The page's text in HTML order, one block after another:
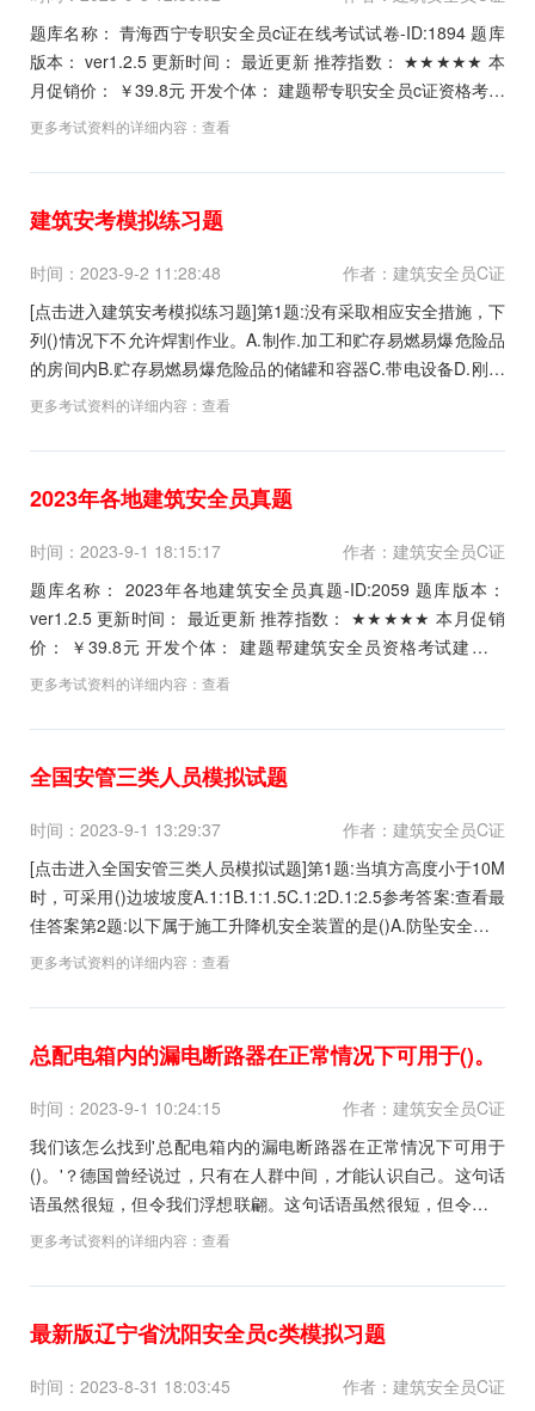
题库名称： 青海西宁专职安全员c证在线考试试卷-ID:1894 题库
版本： ver1.2.5 更新时间： 最近更新 推荐指数： ★★★★★ 本
月促销价： ￥39.8元 开发个体： 建题帮专职安全员c证资格考试
建题帮APP题库研究中心 进入专职安全员c证模...
更多考试资料的详细内容： 查看
建筑安考模拟练习题
时间：2023-9-2 11:28:48
作者：建筑安全员C证
[点击进入建筑安考模拟练习题]第1题:没有采取相应安全措施，下
列()情况下不允许焊割作业。A.制作.加工和贮存易燃易爆危险品
的房间内B.贮存易燃易爆危险品的储罐和容器C.带电设备D.刚涂
刷过油漆的建筑构件和设备E.盛过易燃液体而未进行彻底清洗处
务院和县级以上各级人民政府...
更多考试资料的详细内容： 查看
2023年各地建筑安全员真题
时间：2023-9-1 18:15:17
作者：建筑安全员C证
题库名称： 2023年各地建筑安全员真题-ID:2059 题库版本：
ver1.2.5 更新时间： 最近更新 推荐指数： ★★★★★ 本月促销
价： ￥39.8元 开发个体： 建题帮建筑安全员资格考试建题帮
更多考试资料的详细内容： 查看
全国安管三类人员模拟试题
时间：2023-9-1 13:29:37
作者：建筑安全员C证
[点击进入全国安管三类人员模拟试题]第1题:当填方高度小于10M
时，可采用()边坡坡度A.1:1B.1:1.5C.1:2D.1:2.5参考答案:查看最
佳答案第2题:以下属于施工升降机安全装置的是()A.防坠安全器B.
上下限位开关C.停靠装置D.超载保护装置E.上下极限开关参考答
更多考试资料的详细内容： 查看
总配电箱内的漏电断路器在正常情况下可用于()。
时间：2023-9-1 10:24:15
作者：建筑安全员C证
我们该怎么找到'总配电箱内的漏电断路器在正常情况下可用于
()。'？德国曾经说过，只有在人群中间，才能认识自己。这句话
语虽然很短，但令我们浮想联翩。这句话语虽然很短，但令我们
浮想联翩。总结的来说，珍惜每一次建筑考试可以使生命变的更
们就来找答案吧！最后的祝福:十年寒窗苦,只为一...
更多考试资料的详细内容： 查看
最新版辽宁省沈阳安全员c类模拟习题
时间：2023-8-31 18:03:45
作者：建筑安全员C证